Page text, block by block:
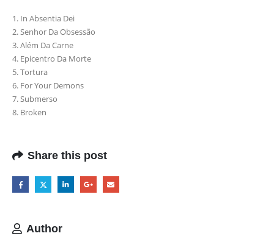
1. In Absentia Dei
2. Senhor Da Obsessão
3. Além Da Carne
4. Epicentro Da Morte
5. Tortura
6. For Your Demons
7. Submerso
8. Broken
Share this post
Author